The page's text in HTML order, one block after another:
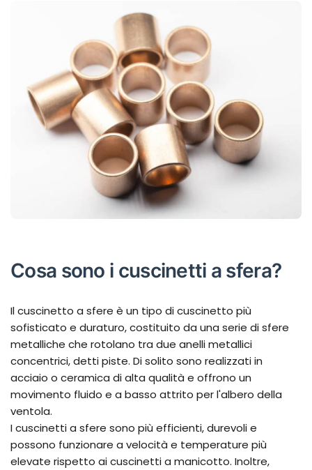
Cosa sono i cuscinetti a sfera?
Il cuscinetto a sfere è un tipo di cuscinetto più
sofisticato e duraturo, costituito da una serie di sfere
metalliche che rotolano tra due anelli metallici
concentrici, detti piste. Di solito sono realizzati in
acciaio o ceramica di alta qualità e offrono un
movimento fluido e a basso attrito per l'albero della
ventola.
I cuscinetti a sfere sono più efficienti, durevoli e
possono funzionare a velocità e temperature più
elevate rispetto ai cuscinetti a manicotto. Inoltre,